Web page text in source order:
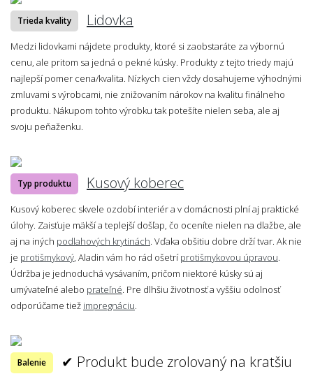
Trieda kvality Lidovka
Medzi lidovkami nájdete produkty, ktoré si zaobstaráte za výbornú
cenu, ale pritom sa jedná o pekné kúsky. Produkty z tejto triedy majú
najlepší pomer cena/kvalita. Nízkych cien vždy dosahujeme výhodnými
zmluvami s výrobcami, nie znižovaním nárokov na kvalitu finálneho
produktu. Nákupom tohto výrobku tak potešíte nielen seba, ale aj
svoju peňaženku.
Typ produktu Kusový koberec
Kusový koberec skvele ozdobí interiér a v domácnosti plní aj praktické
úlohy. Zaisťuje mäkší a teplejší došľap, čo oceníte nielen na dlažbe, ale
aj na iných podlahových krytinách. Vďaka obšitiu dobre drží tvar. Ak nie
je protišmykový, Aladin vám ho rád ošetríprotišmykovou úpravou.
Údržba je jednoduchá vysávaním, pričom niektoré kúsky sú aj
umývateľné alebo prateľné. Pre dlhšiu životnosť a vyššiu odolnosť
odporúčame tiež impregnáciu.
Balenie
✔ Produkt bude zrolovaný na kratšiu